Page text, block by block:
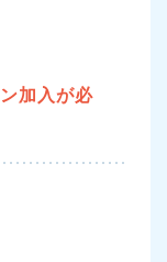
加入が必